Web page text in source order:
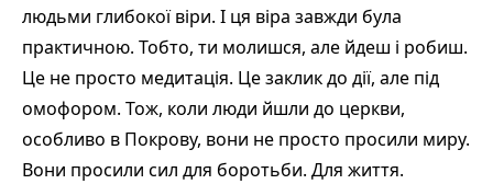
людьми глибокої віри. І ця віра завжди була
практичною. Тобто, ти молишся, але йдеш і робиш.
Це не просто медитація. Це заклик до дії, але під
омофором. Тож, коли люди йшли до церкви,
особливо в Покрову, вони не просто просили миру.
Вони просили сил для боротьби. Для життя.